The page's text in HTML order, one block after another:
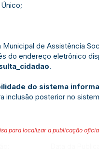
de Assistência
do endereço eletrônico
.
do sistema
inclusão posterior no
para localizar a publicação